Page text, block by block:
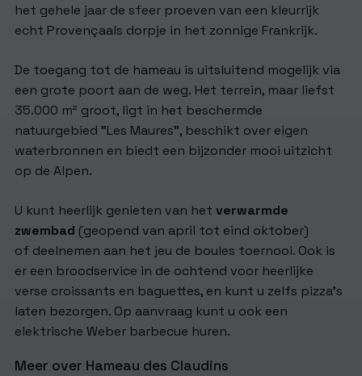
het gehele jaar de sfeer proeven van een kleurrijk
echt Provençaals dorpje in het zonnige Frankrijk.
De toegang tot de hameau is uitsluitend mogelijk via
een grote poort aan de weg. Het terrein, maar liefst
35.000 m² groot, ligt in het beschermde
natuurgebied "Les Maures", beschikt over eigen
waterbronnen en biedt een bijzonder mooi uitzicht
op de Alpen.
U kunt heerlijk genieten van het verwarmde
zwembad (geopend van april tot eind oktober)
of deelnemen aan het jeu de boules toernooi. Ook is
er een broodservice in de ochtend voor heerlijke
verse croissants en baguettes, en kunt u zelfs pizza’s
laten bezorgen. Op aanvraag kunt u ook een
elektrische Weber barbecue huren.
Meer over Hameau des Claudins